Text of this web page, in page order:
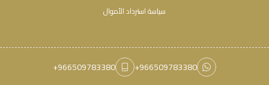
سياسة استرداد الأموال
+966509783380
+966509783380